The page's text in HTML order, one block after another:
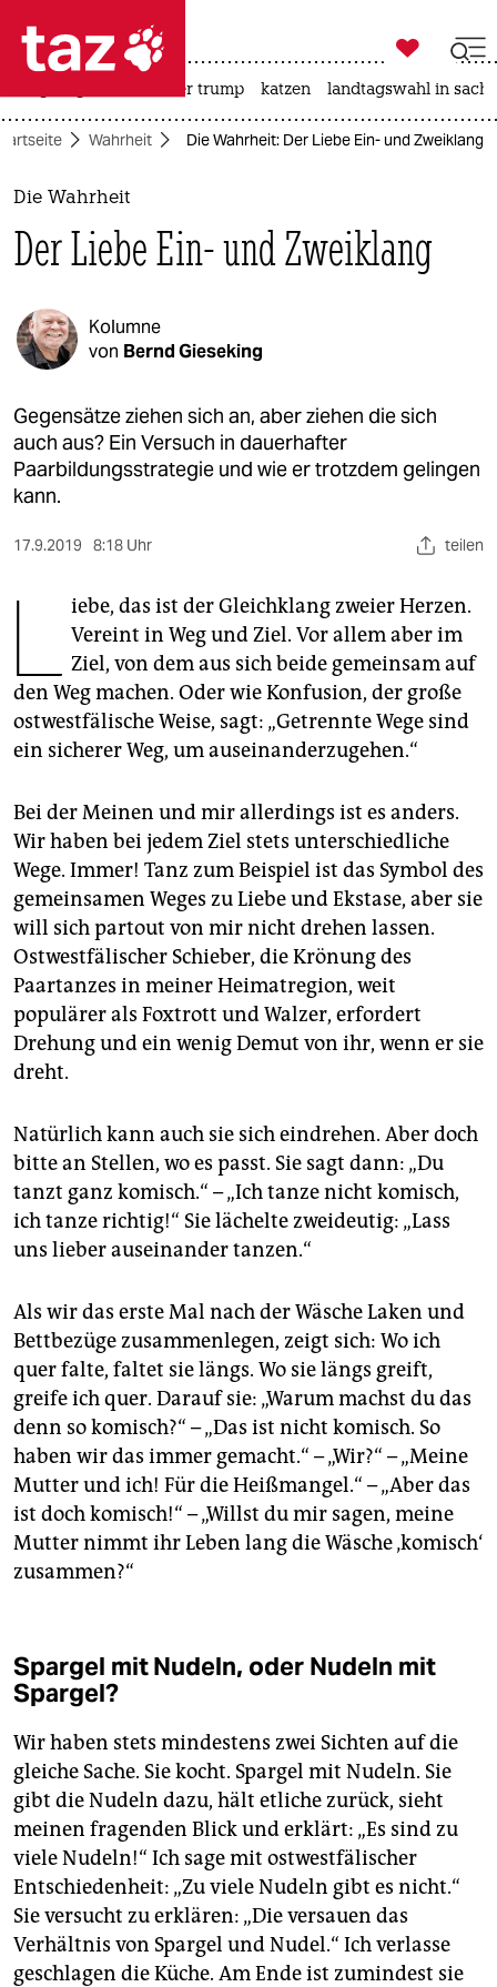
 taz zahl ich
taz zahl ich
themen
politik
öko
gesellschaft
kultur
sport
berlin
nord
wahrheit
verlag
verlag
veranstaltungen
fragen & hilfe
unterstützen
abo
genossenschaft
epaper login

taz zahl ich
usa unter trump katzen landtagswahl in
Wahrheit Die Wahrheit: Der Liebe Ein- und Zweiklang
Die Wahrheit
Der Liebe Ein- und Zweiklang
Kolumne
von Bernd Gieseking
Gegensätze ziehen sich an, aber ziehen die sich
auch aus? Ein Versuch in dauerhafter
Paarbildungsstrategie und wie er trotzdem gelingen
kann.
17.9.2019 8:18 Uhr teilen
L iebe, das ist der Gleichklang zweier Herzen.
Vereint in Weg und Ziel. Vor allem aber im
Ziel, von dem aus sich beide gemeinsam auf
den Weg machen. Oder wie Konfusion, der große
ostwestfälische Weise, sagt: „Getrennte Wege sind
ein sicherer Weg, um auseinanderzugehen.“
Bei der Meinen und mir allerdings ist es anders.
Wir haben bei jedem Ziel stets unterschiedliche
Wege. Immer! Tanz zum Beispiel ist das Symbol des
gemeinsamen Weges zu Liebe und Ekstase, aber sie
will sich partout von mir nicht drehen lassen.
Ostwestfälischer Schieber, die Krönung des
Paartanzes in meiner Heimatregion, weit
populärer als Foxtrott und Walzer, erfordert
Drehung und ein wenig Demut von ihr, wenn er sie
dreht.
Natürlich kann auch sie sich eindrehen. Aber doch
bitte an Stellen, wo es passt. Sie sagt dann: „Du
tanzt ganz komisch.“ – „Ich tanze nicht komisch,
ich tanze richtig!“ Sie lächelte zweideutig: „Lass
uns lieber auseinander tanzen.“
Als wir das erste Mal nach der Wäsche Laken und
Bettbezüge zusammenlegen, zeigt sich: Wo ich
quer falte, faltet sie längs. Wo sie längs greift,
greife ich quer. Darauf sie: „Warum machst du das
denn so komisch?“ – „Das ist nicht komisch. So
haben wir das immer gemacht.“ – „Wir?“ – „Meine
Mutter und ich! Für die Heißmangel.“ – „Aber das
ist doch komisch!“ – „Willst du mir sagen, meine
Mutter nimmt ihr Leben lang die Wäsche ‚komisch‘
zusammen?“
Spargel mit Nudeln, oder Nudeln mit
Spargel?
Wir haben stets mindestens zwei Sichten auf die
gleiche Sache. Sie kocht. Spargel mit Nudeln. Sie
gibt die Nudeln dazu, hält etliche zurück, sieht
meinen fragenden Blick und erklärt: „Es sind zu
viele Nudeln!“ Ich sage mit ostwestfälischer
Entschiedenheit: „Zu viele Nudeln gibt es nicht.“
Sie versucht zu erklären: „Die versauen das
Verhältnis von Spargel und Nudel.“ Ich verlasse
geschlagen die Küche. Am Ende ist zumindest sie